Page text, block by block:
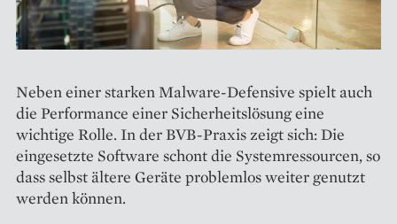
Neben einer starken Malware-Defensive spielt auch
die Performance einer Sicherheitslösung eine
wichtige Rolle. In der BVB-Praxis zeigt sich: Die
eingesetzte Software schont die Systemressourcen, so
dass selbst ältere Geräte problemlos weiter genutzt
werden können.